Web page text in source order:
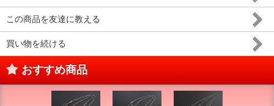
この商品を友達に教える
買い物を続ける
おすすめ商品